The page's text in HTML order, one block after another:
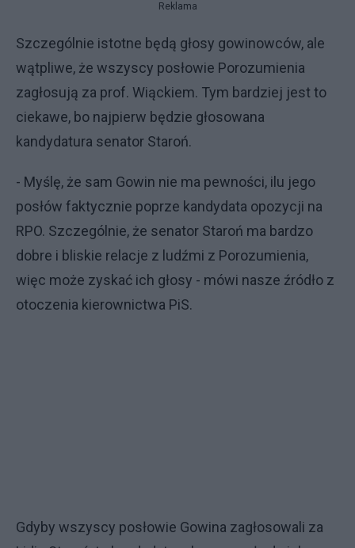
Reklama
Szczególnie istotne będą głosy gowinowców, ale
wątpliwe, że wszyscy posłowie Porozumienia
zagłosują za prof. Wiąckiem. Tym bardziej jest to
ciekawe, bo najpierw będzie głosowana
kandydatura senator Staroń.
- Myślę, że sam Gowin nie ma pewności, ilu jego
posłów faktycznie poprze kandydata opozycji na
RPO. Szczególnie, że senator Staroń ma bardzo
dobre i bliskie relacje z ludźmi z Porozumienia,
więc może zyskać ich głosy - mówi nasze źródło z
otoczenia kierownictwa PiS.
Gdyby wszyscy posłowie Gowina zagłosowali za